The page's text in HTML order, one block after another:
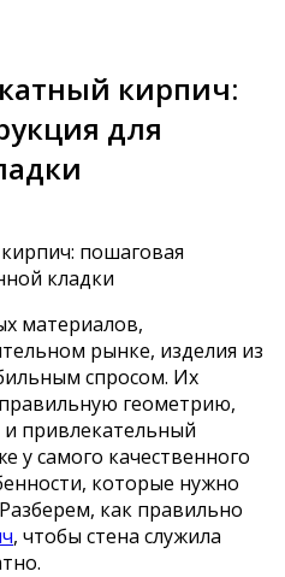
кирпич:
для
материалов,
рынке, изделия из
спросом. Их
геометрию,
привлекательный
у самого качественного
которые нужно
как правильно
, чтобы стена служила